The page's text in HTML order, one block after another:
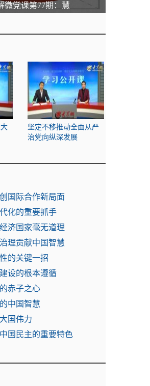
微党课第77期：慧
坚定不移推动全面从严
治党向纵深发展
国际合作新局面
化的重要抓手
济国家毫无道理
理贡献中国智慧
的关键一招
设的根本遵循
赤子之心
中国智慧
国伟力
国民主的重要特色